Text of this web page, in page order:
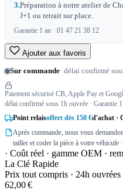
3.Préparation à notre atelier de
J+1 ou retrait sur place.
Garantie 1 an · 01 47 21 38 12
Ajouter aux favoris
Sur commande· délai confirmé
Paiement sécurisé CB, Apple Pay et
délai confirmé sous 1h ouvrée · Garantie
Point relaisoffert dès 150 €d'achat ·
Après commande, nous vous
tailler et coder la pièce à votre véhicule
· Coût réel · gamme OEM ·
La Clé Rapide
Prix tout compris · 24h
62,00 €